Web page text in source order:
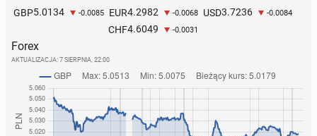
GBP5.0134 -0.0085 EUR4.2982 -0.0068 USD3.7236 -0.0084
CHF4.6049 -0.0031
Forex
AKTUALIZACJA: 7 SIERPNIA, 22:00